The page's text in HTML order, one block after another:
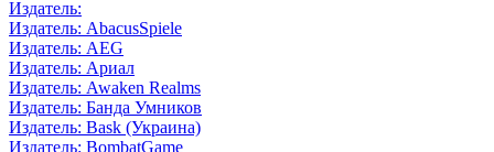
Издатель:
Издатель: AbacusSpiele
Издатель: AEG
Издатель: Ариал
Издатель: Awaken Realms
Издатель: Банда Умников
Издатель: Bask (Украина)
Издатель: BombatGame